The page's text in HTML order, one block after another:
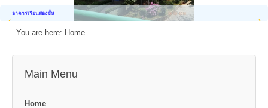
อาคารเรียนสองชั้น
You are here: Home
Main Menu
Home